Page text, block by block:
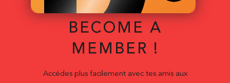
BECOME A
MEMBER !
Accédes plus facilement avec tes amis aux